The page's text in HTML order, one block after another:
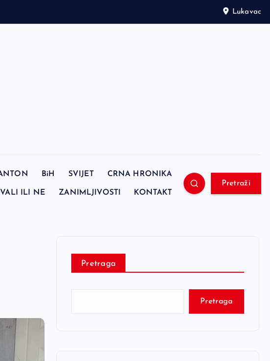
Lukavac
BiH SVIJET CRNA HRONIKA
ILI NE ZANIMLJIVOSTI KONTAKT
Pretraži
Pretraga
Pretraga